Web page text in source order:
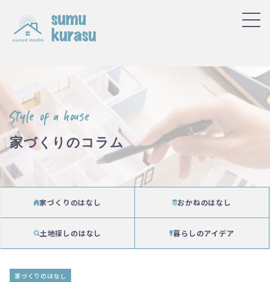
Style of a house
家づくりのコラム
家づくりのはなし おかねのはなし
土地探しのはなし 暮らしのアイデア
家づくりのはなし